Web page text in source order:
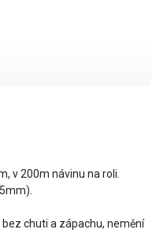
v 200m návinu na roli.
chuti a zápachu, nemění